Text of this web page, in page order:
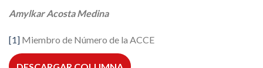
Amylkar Acosta Medina
[1] Miembro de Número de la ACCE